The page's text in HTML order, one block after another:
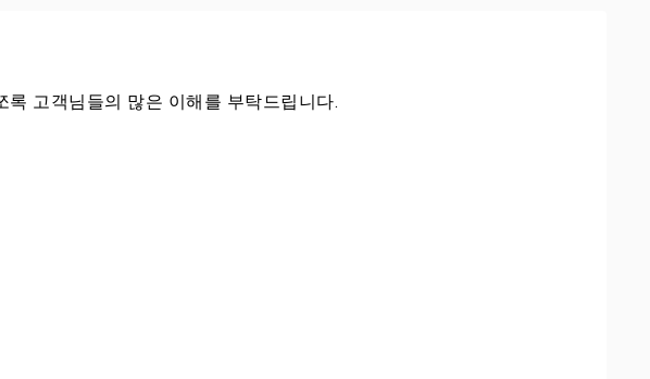
고객님들의 많은 이해를 부탁드립니다.